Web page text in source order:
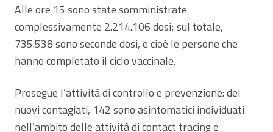
Alle ore 15 sono state somministrate
complessivamente 2.214.106 dosi; sul totale,
735.538 sono seconde dosi, e cioè le persone che
hanno completato il ciclo vaccinale.
Prosegue l’attività di controllo e prevenzione: dei
nuovi contagiati, 142 sono asintomatici individuati
nell’ambito delle attività di contact tracing e